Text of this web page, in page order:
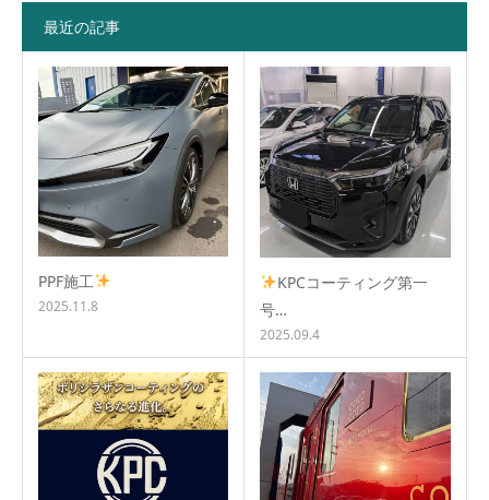
最近の記事
PPF施工
2025.11.8
KPCコーティング第一
号…
2025.09.4